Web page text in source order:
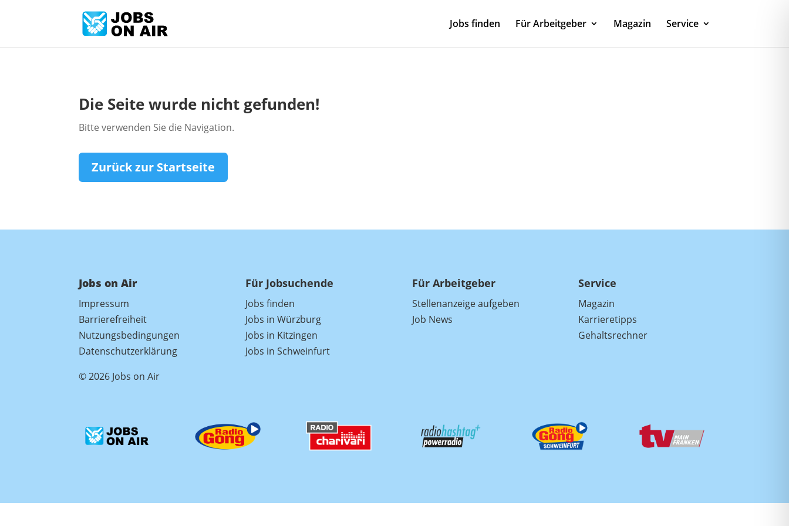
Jobs finden Für Arbeitgeber Magazin Service
Die Seite wurde nicht gefunden!
Bitte verwenden Sie die Navigation.
Zurück zur Startseite
Jobs on Air
Impressum
Barrierefreiheit
Nutzungsbedingungen
Datenschutzerklärung
© 2026 Jobs on Air
Für Jobsuchende
Jobs finden
Jobs in Würzburg
Jobs in Kitzingen
Jobs in Schweinfurt
Für Arbeitgeber
Stellenanzeige aufgeben
Job News
Service
Magazin
Karrieretipps
Gehaltsrechner